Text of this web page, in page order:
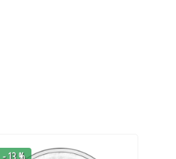
- 13 %